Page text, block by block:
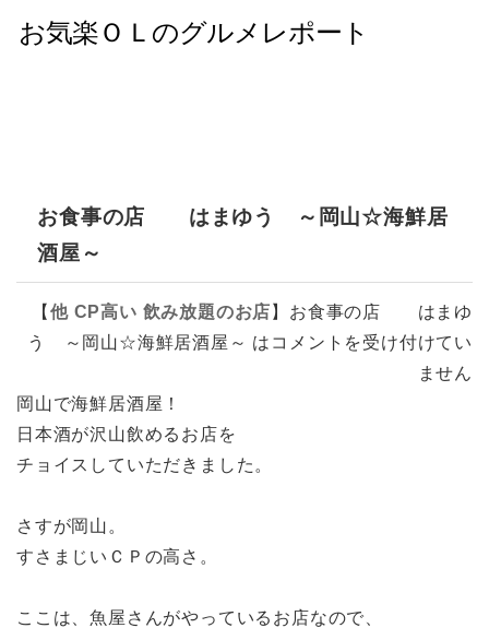
お食事の店 はまゆう ～岡山☆海鮮居
酒屋～
【 他 CP高い 飲み放題のお店 】 お食事の店 はまゆ
う ～岡山☆海鮮居酒屋～ は コメントを受け付けてい
ません
岡山で海鮮居酒屋！
日本酒が沢山飲めるお店を
チョイスしていただきました。
さすが岡山。
すさまじいＣＰの高さ。
ここは、魚屋さんがやっているお店なので、